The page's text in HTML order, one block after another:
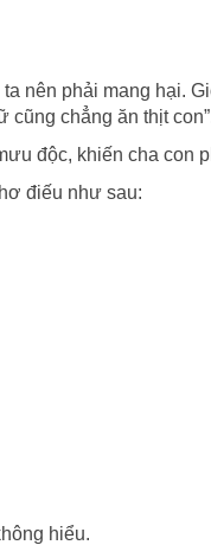
nên phải mang hại.
chẳng ăn thịt
độc, khiến cha con
điếu như sau:
hiểu.